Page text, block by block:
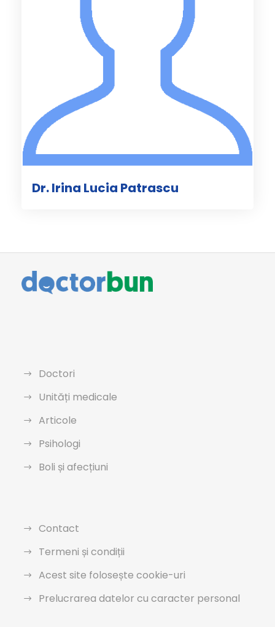
Dr. Irina Lucia Patrascu
Doctori
Unități medicale
Articole
Psihologi
Boli și afecțiuni
Contact
Termeni și condiții
Acest site folosește cookie-uri
Prelucrarea datelor cu caracter personal